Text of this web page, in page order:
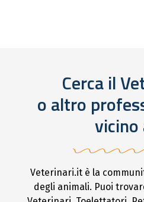
Cerca il
o altro
vicino
Veterinari.it è la
degli animali. Puoi